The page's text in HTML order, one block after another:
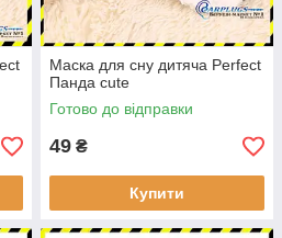
Маска для сну дитяча Perfect
Панда cute
Готово до відправки
49 ₴
Купити